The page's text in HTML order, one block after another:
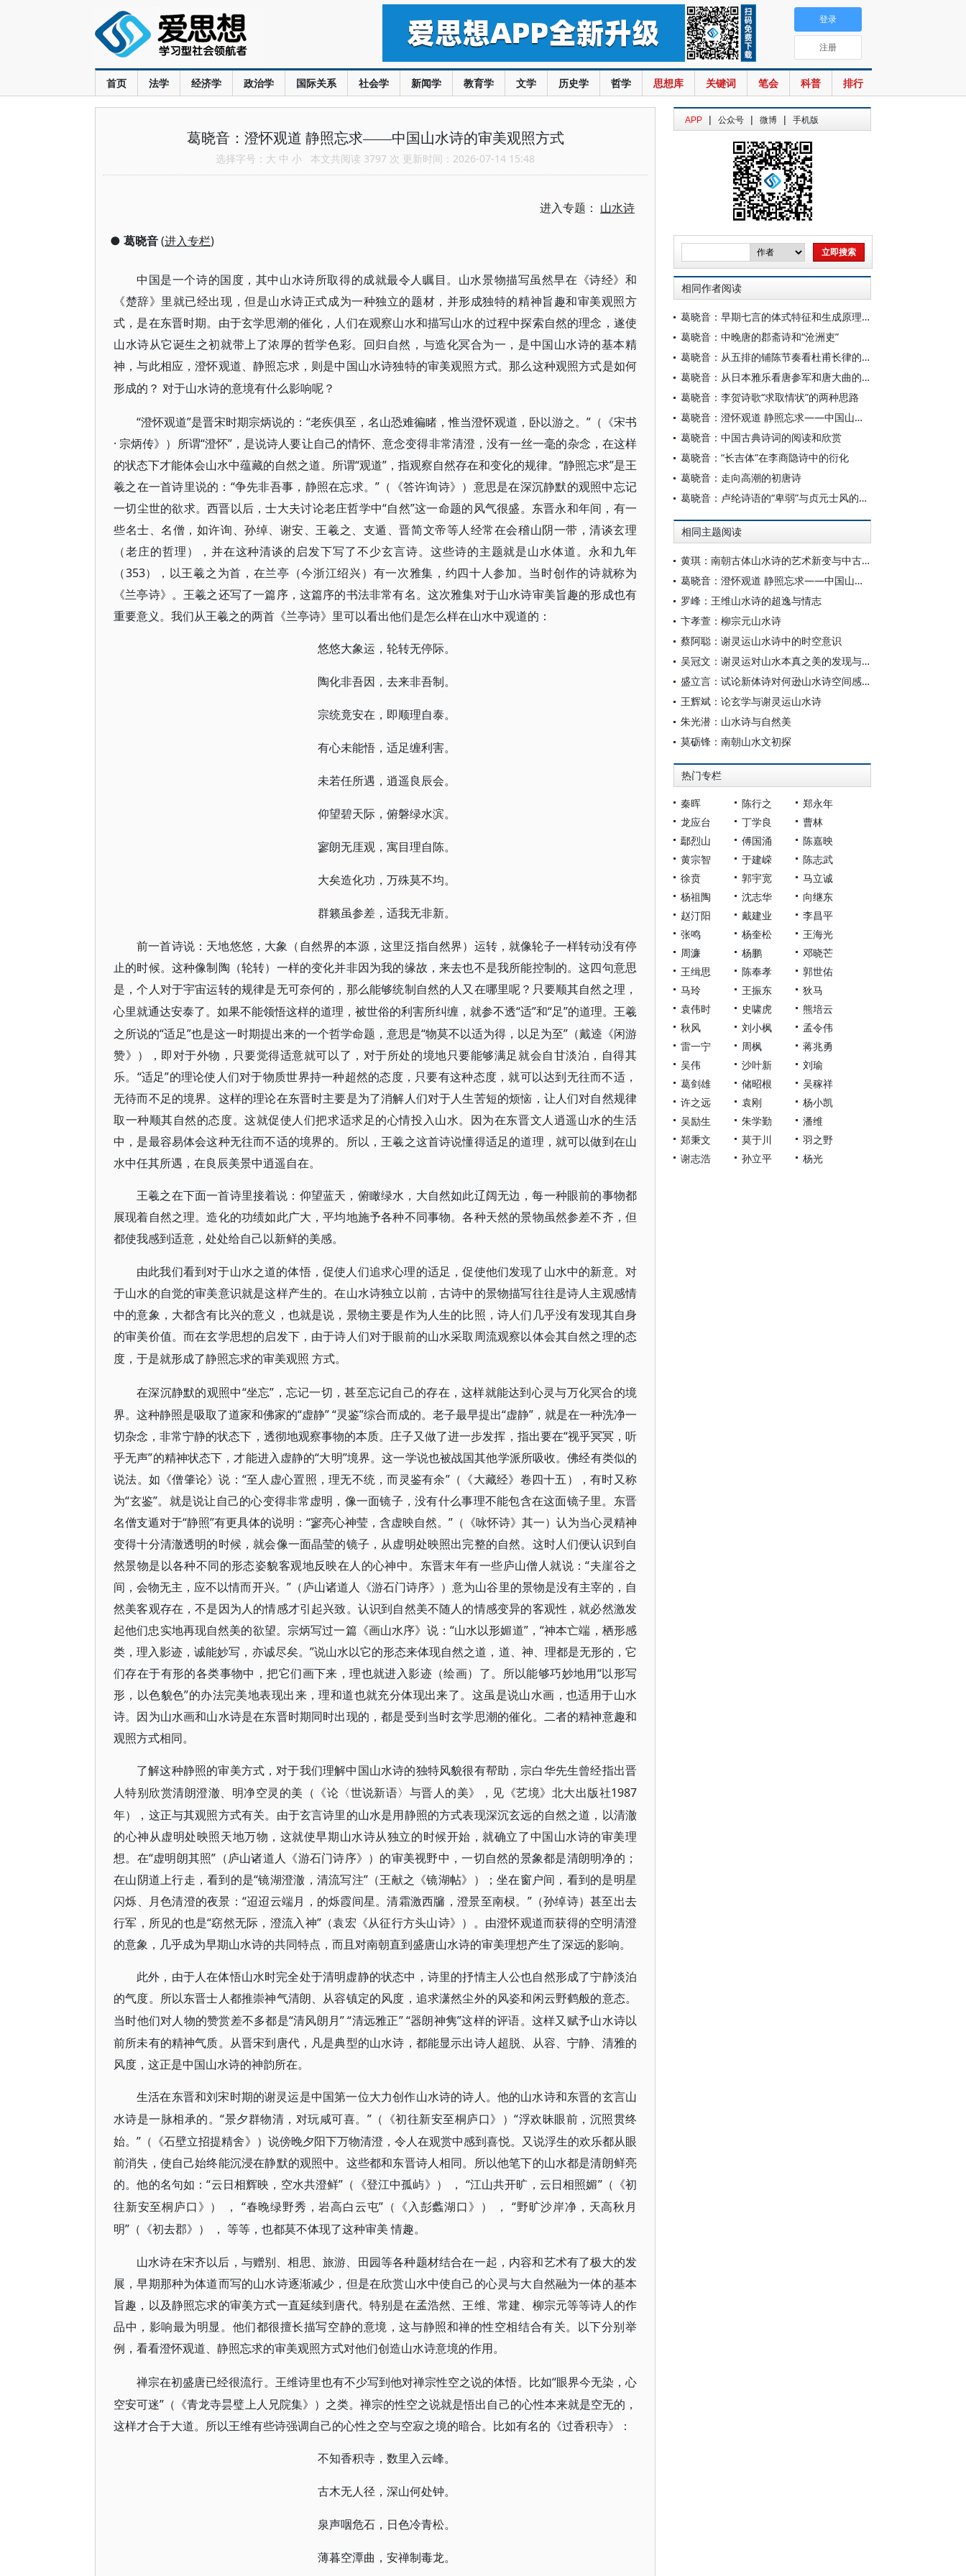
首页 法学 经济学 政治学 国际关系 社会学 新闻学 教育学 文学 历史学 哲学 思想库 关键词 笔会 科普 排行
登录
注册
葛晓音：澄怀观道 静照忘求——中国山水诗的审美观照方式
选择字号： 大 中 小 本文共阅读 3797 次 更新时间：2026-07-14 15:48
进入专题： 山水诗
● 葛晓音(进入专栏)
中国是一个诗的国度，其中山水诗所取得的成就最令人瞩目。山水景物描写虽然早在《诗经》和
《楚辞》里就已经出现，但是山水诗正式成为一种独立的题材，并形成独特的精神旨趣和审美观照方
式，是在东晋时期。由于玄学思潮的催化，人们在观察山水和描写山水的过程中探索自然的理念，遂使
山水诗从它诞生之初就带上了浓厚的哲学色彩。回归自然，与造化冥合为一，是中国山水诗的基本精
神，与此相应，澄怀观道、静照忘求，则是中国山水诗独特的审美观照方式。那么这种观照方式是如何
形成的 ？ 对于山水诗的意境有什么影响呢？
“澄怀观道”是晋宋时期宗炳说的：“老疾俱至，名山恐难徧睹，惟当澄怀观道，卧以游之。”（《宋书
· 宗炳传》）所谓“澄怀”，是说诗人要让自己的情怀、意念变得非常清澄，没有一丝一毫的杂念，在这样
的状态下才能体会山水中蕴藏的自然之道。所谓“观道”，指观察自然存在和变化的规律。“静照忘求”是王
羲之在一首诗里说的：“争先非吾事，静照在忘求。”（《答许询诗》）意思是在深沉静默的观照中忘记
一切尘世的欲求。西晋以后，士大夫讨论老庄哲学中“自然”这一命题的风气很盛。东晋永和年间，有一
些名士、名僧，如许询、孙绰、谢安、王羲之、支遁、晋简文帝等人经常在会稽山阴一带，清谈玄理
（老庄的哲理），并在这种清谈的启发下写了不少玄言诗。这些诗的主题就是山水体道。永和九年
（353），以王羲之为首，在兰亭（今浙江绍兴）有一次雅集，约四十人参加。当时创作的诗就称为
《兰亭诗》。王羲之还写了一篇序，这篇序的书法非常有名。这次雅集对于山水诗审美旨趣的形成也有
重要意义。我们从王羲之的两首《兰亭诗》里可以看出他们是怎么样在山水中观道的：
悠悠大象运，轮转无停际。
陶化非吾因，去来非吾制。
宗统竟安在，即顺理自泰。
有心未能悟，适足缠利害。
未若任所遇，逍遥良辰会。
仰望碧天际，俯磐绿水滨。
寥朗无厓观，寓目理自陈。
大矣造化功，万殊莫不均。
群籁虽参差，适我无非新。
前一首诗说：天地悠悠，大象（自然界的本源，这里泛指自然界）运转，就像轮子一样转动没有停
止的时候。这种像制陶（轮转）一样的变化并非因为我的缘故，来去也不是我所能控制的。这四句意思
是，个人对于宇宙运转的规律是无可奈何的，那么能够统制自然的人又在哪里呢？只要顺其自然之理，
心里就通达安泰了。如果不能领悟这样的道理，被世俗的利害所纠缠，就参不透“适”和“足”的道理。王羲
之所说的“适足”也是这一时期提出来的一个哲学命题，意思是“物莫不以适为得，以足为至”（戴逵《闲游
赞》），即对于外物，只要觉得适意就可以了，对于所处的境地只要能够满足就会自甘淡泊，自得其
乐。“适足”的理论使人们对于物质世界持一种超然的态度，只要有这种态度，就可以达到无往而不适，
无待而不足的境界。这样的理论在东晋时主要是为了消解人们对于人生苦短的烦恼，让人们对自然规律
取一种顺其自然的态度。这就促使人们把求适求足的心情投入山水。因为在东晋文人逍遥山水的生活
中，是最容易体会这种无往而不适的境界的。所以，王羲之这首诗说懂得适足的道理，就可以做到在山
水中任其所遇，在良辰美景中逍遥自在。
王羲之在下面一首诗里接着说：仰望蓝天，俯瞰绿水，大自然如此辽阔无边，每一种眼前的事物都
展现着自然之理。造化的功绩如此广大，平均地施予各种不同事物。各种天然的景物虽然参差不齐，但
都使我感到适意，处处给自己以新鲜的美感。
由此我们看到对于山水之道的体悟，促使人们追求心理的适足，促使他们发现了山水中的新意。对
于山水的自觉的审美意识就是这样产生的。在山水诗独立以前，古诗中的景物描写往往是诗人主观感情
中的意象，大都含有比兴的意义，也就是说，景物主要是作为人生的比照，诗人们几乎没有发现其自身
的审美价值。而在玄学思想的启发下，由于诗人们对于眼前的山水采取周流观察以体会其自然之理的态
度，于是就形成了静照忘求的审美观照 方式。
在深沉静默的观照中“坐忘”，忘记一切，甚至忘记自己的存在，这样就能达到心灵与万化冥合的境
界。这种静照是吸取了道家和佛家的“虚静” “灵鉴”综合而成的。老子最早提出“虚静”，就是在一种洗净一
切杂念，非常宁静的状态下，透彻地观察事物的本质。庄子又做了进一步发挥，指出要在“视乎冥冥，听
乎无声”的精神状态下，才能进入虚静的“大明”境界。这一学说也被战国其他学派所吸收。佛经有类似的
说法。如《僧肇论》说：“至人虚心置照，理无不统，而灵鉴有余”（《大藏经》卷四十五），有时又称
为“玄鉴”。就是说让自己的心变得非常虚明，像一面镜子，没有什么事理不能包含在这面镜子里。东晋
名僧支遁对于“静照”有更具体的说明：“寥亮心神莹，含虚映自然。”（《咏怀诗》其一）认为当心灵精神
变得十分清澈透明的时候，就会像一面晶莹的镜子，从虚明处映照出完整的自然。这时人们便认识到自
然景物是以各种不同的形态姿貌客观地反映在人的心神中。东晋末年有一些庐山僧人就说：“夫崖谷之
间，会物无主，应不以情而开兴。”（庐山诸道人《游石门诗序》）意为山谷里的景物是没有主宰的，自
然美客观存在，不是因为人的情感才引起兴致。认识到自然美不随人的情感变异的客观性，就必然激发
起他们忠实地再现自然美的欲望。宗炳写过一篇《画山水序》说：“山水以形媚道”，“神本亡端，栖形感
类，理入影迹，诚能妙写，亦诚尽矣。”说山水以它的形态来体现自然之道，道、神、理都是无形的，它
们存在于有形的各类事物中，把它们画下来，理也就进入影迹（绘画）了。所以能够巧妙地用“以形写
形，以色貌色”的办法完美地表现出来，理和道也就充分体现出来了。这虽是说山水画，也适用于山水
诗。因为山水画和山水诗是在东晋时期同时出现的，都是受到当时玄学思潮的催化。二者的精神意趣和
观照方式相同。
了解这种静照的审美方式，对于我们理解中国山水诗的独特风貌很有帮助，宗白华先生曾经指出晋
人特别欣赏清朗澄澈、明净空灵的美（《论〈世说新语〉与晋人的美》，见《艺境》北大出版社1987
年），这正与其观照方式有关。由于玄言诗里的山水是用静照的方式表现深沉玄远的自然之道，以清澈
的心神从虚明处映照天地万物，这就使早期山水诗从独立的时候开始，就确立了中国山水诗的审美理
想。在“虚明朗其照”（庐山诸道人《游石门诗序》）的审美视野中，一切自然的景象都是清朗明净的；
在山阴道上行走，看到的是“镜湖澄澈，清流写注”（王献之《镜湖帖》）；坐在窗户间，看到的是明星
闪烁、月色清澄的夜景：“迢迢云端月，的烁霞间星。清霜激西牖，澄景至南棂。”（孙绰诗）甚至出去
行军，所见的也是“窈然无际，澄流入神”（袁宏《从征行方头山诗》）。由澄怀观道而获得的空明清澄
的意象，几乎成为早期山水诗的共同特点，而且对南朝直到盛唐山水诗的审美理想产生了深远的影响。
此外，由于人在体悟山水时完全处于清明虚静的状态中，诗里的抒情主人公也自然形成了宁静淡泊
的气度。所以东晋士人都推崇神气清朗、从容镇定的风度，追求潇然尘外的风姿和闲云野鹤般的意态。
当时他们对人物的赞赏差不多都是“清风朗月” “清远雅正” “器朗神隽”这样的评语。这样又赋予山水诗以
前所未有的精神气质。从晋宋到唐代，凡是典型的山水诗，都能显示出诗人超脱、从容、宁静、清雅的
风度，这正是中国山水诗的神韵所在。
生活在东晋和刘宋时期的谢灵运是中国第一位大力创作山水诗的诗人。他的山水诗和东晋的玄言山
水诗是一脉相承的。“景夕群物清，对玩咸可喜。”（《初往新安至桐庐口》）“浮欢昧眼前，沉照贯终
始。”（《石壁立招提精舍》）说傍晚夕阳下万物清澄，令人在观赏中感到喜悦。又说浮生的欢乐都从眼
前消失，使自己始终能沉浸在静默的观照中。这些都和东晋诗人相同。所以他笔下的山水都是清朗鲜亮
的。他的名句如：“云日相辉映，空水共澄鲜”（《登江中孤屿》
） ，
“江山共开旷，云日相照媚”（《初
往新安至桐庐口》
） ， “春晚绿野秀，岩高白云屯”（《入彭蠡湖口》 ） ，
“野旷沙岸净，天高秋月
明”（《初去郡》
） ， 等等，也都莫不体现了这种审美 情趣。
山水诗在宋齐以后，与赠别、相思、旅游、田园等各种题材结合在一起，内容和艺术有了极大的发
展，早期那种为体道而写的山水诗逐渐减少，但是在欣赏山水中使自己的心灵与大自然融为一体的基本
旨趣，以及静照忘求的审美方式一直延续到唐代。特别是在孟浩然、王维、常建、柳宗元等等诗人的作
品中，影响最为明显。他们都很擅长描写空静的意境，这与静照和禅的性空相结合有关。以下分别举
例，看看澄怀观道、静照忘求的审美观照方式对他们创造山水诗意境的作用。
禅宗在初盛唐已经很流行。王维诗里也有不少写到他对禅宗性空之说的体悟。比如“眼界今无染，心
空安可迷”（《青龙寺昙璧上人兄院集》）之类。禅宗的性空之说就是悟出自己的心性本来就是空无的，
这样才合于大道。所以王维有些诗强调自己的心性之空与空寂之境的暗合。比如有名的《过香积寺》：
不知香积寺，数里入云峰。
古木无人径，深山何处钟。
泉声咽危石，日色冷青松。
薄暮空潭曲，安禅制毒龙。
APP | 公众号 | 微博 | 手机版
相同作者阅读
葛晓音：早期七言的体式特征和生成原理——兼论汉魏七言诗发展滞后的原因
葛晓音：中晚唐的郡斋诗和“沧洲吏”
葛晓音：从五排的铺陈节奏看杜甫长律的转型
葛晓音：从日本雅乐看唐参军和唐大曲的表演形式
葛晓音：李贺诗歌“求取情状”的两种思路
葛晓音：澄怀观道 静照忘求——中国山水诗的审美观照方式
葛晓音：中国古典诗词的阅读和欣赏
葛晓音：“长吉体”在李商隐诗中的衍化
葛晓音：走向高潮的初唐诗
葛晓音：卢纶诗语的“卑弱”与贞元士风的分化
相同主题阅读
黄琪：南朝古体山水诗的艺术新变与中古诗学传统的转型
葛晓音：澄怀观道 静照忘求——中国山水诗的审美观照方式
罗峰：王维山水诗的超逸与情志
卞孝萱：柳宗元山水诗
蔡阿聪：谢灵运山水诗中的时空意识
吴冠文：谢灵运对山水本真之美的发现与叙写
盛立言：试论新体诗对何逊山水诗空间感的影响
王辉斌：论玄学与谢灵运山水诗
朱光潜：山水诗与自然美
莫砺锋：南朝山水文初探
热门专栏
秦晖 陈行之
郑永年
龙应台
丁学良
曹林
鄢烈山
傅国涌
陈嘉映
黄宗智
于建嵘
陈志武
徐贲
郭宇宽
马立诚
杨祖陶
沈志华
向继东
赵汀阳
戴建业
李昌平
张鸣
杨奎松
王海光
周濂
杨鹏
邓晓芒
王缉思
陈奉孝
郭世佑
马玲
王振东
狄马
袁伟时
史啸虎
熊培云
秋风
刘小枫
孟令伟
雷一宁
周枫
蒋兆勇
吴伟
沙叶新
刘瑜
葛剑雄
储昭根
吴稼祥
许之远
袁刚
杨小凯
吴励生
朱学勤
潘维
郑秉文
莫于川
羽之野
谢志浩
孙立平 杨光